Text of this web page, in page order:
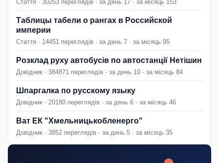
Стаття · 30253 переглядів · за день 17 · за місяць 153
Таблицы табели о рангах в Российской
империи
Стаття · 14451 переглядів · за день 7 · за місяць 95
Розклад руху автобусів по автостанції Нетішин
Довідник · 384871 переглядів · за день 10 · за місяць 84
Шпаргалка по русскому языку
Довідник · 20180 переглядів · за день 6 · за місяць 46
Ват ЕК "Хмельницькобленерго"
Довідник · 3852 переглядів · за день 5 · за місяць 35